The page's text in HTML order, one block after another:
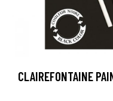
CLAIREFONTAINE